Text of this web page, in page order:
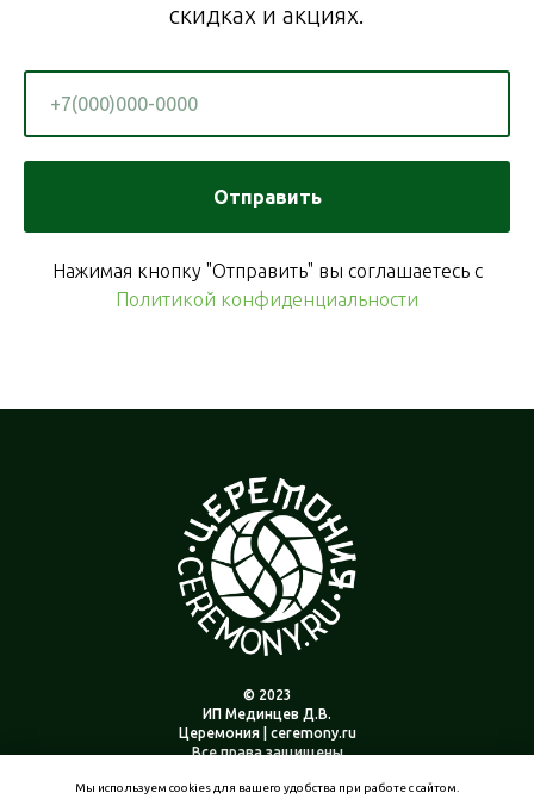
скидках и акциях.
Отправить
Нажимая кнопку "Отправить" вы соглашаетесь с
Политикой конфиденциальности
© 2023
ИП Мединцев Д.В.
Церемония | ceremony.ru
Все права защищены
Мы используем cookies для вашего удобства при работе с сайтом.